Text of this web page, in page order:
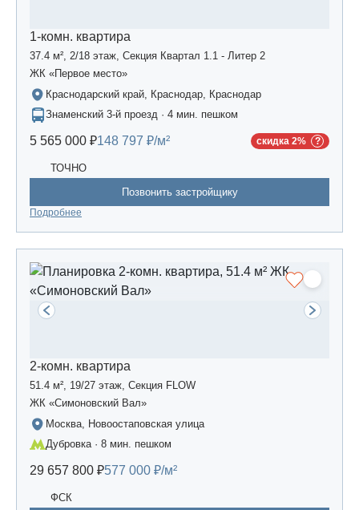
1-комн. квартира
37.4 м², 2/18 этаж, Секция Квартал 1.1 - Литер 2
ЖК «Первое место»
Краснодарский край, Краснодар, Краснодар
Знаменский 3-й проезд · 4 мин. пешком
5 565 000 ₽148 797 ₽/м² скидка 2%
ТОЧНО
Позвонить застройщику
Подробнее
2-комн. квартира
51.4 м², 19/27 этаж, Секция FLOW
ЖК «Симоновский Вал»
Москва, Новоостаповская улица
Дубровка · 8 мин. пешком
29 657 800 ₽577 000 ₽/м²
ФСК